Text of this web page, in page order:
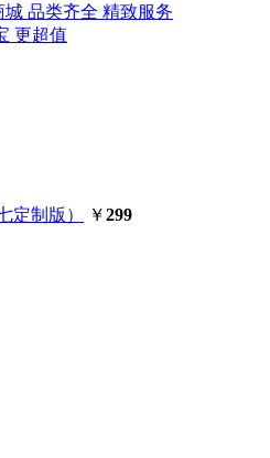
城 品类齐全 精致服务
更超值
定制版）
￥299